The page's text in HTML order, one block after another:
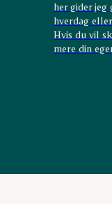
her gider jeg
hverdag
Hvis du vil
mere din